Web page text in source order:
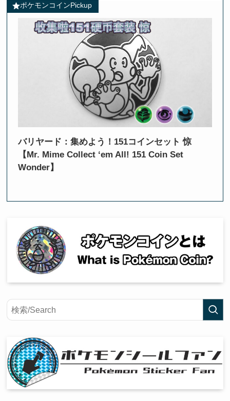
ポケモンコインPickup
バリヤード：集めよう！151コインセット 惊
【Mr. Mime Collect ‘em All! 151 Coin Set
Wonder】